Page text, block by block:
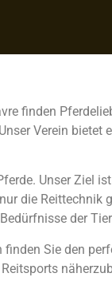
finden
Verein bietet
Unser Ziel
die Reittechnik
der
Sie den